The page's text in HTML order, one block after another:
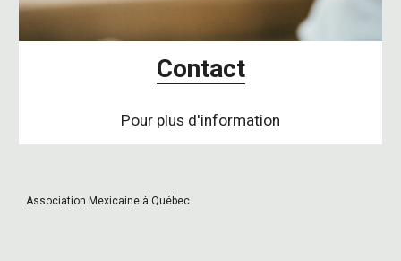
Contact
Pour plus d'information
Association Mexicaine à Québec